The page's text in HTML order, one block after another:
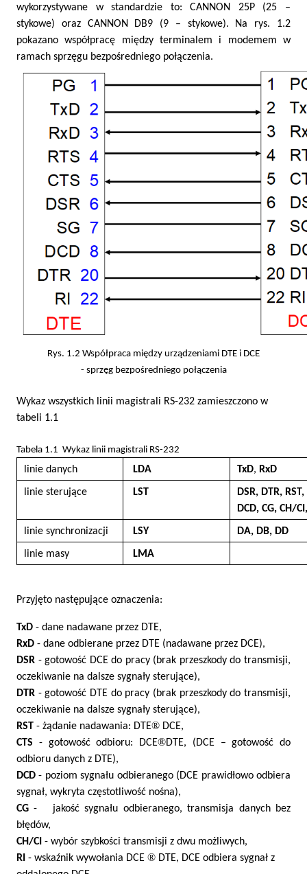
wykorzystywane w standardzie to: CANNON 25P (25 –
stykowe) oraz CANNON DB9 (9 – stykowe). Na rys. 1.2
pokazano współpracę między terminalem i modemem w
ramach sprzęgu bezpośredniego połączenia.
Rys. 1.2 Współpraca między urządzeniami DTE i DCE
- sprzęg bezpośredniego połączenia
Wykaz wszystkich linii magistrali RS-232 zamieszczono w
tabeli 1.1
Tabela 1.1 Wykaz linii magistrali RS-232
linie danych LDA TxD, RxD
linie sterujące LST
DSR, DTR, RST,
DCD, CG, CH/
linie synchronizacji LSY DA, DB, DD
linie masy LMA
Przyjęto następujące oznaczenia:
TxD - dane nadawane przez DTE,
RxD - dane odbierane przez DTE (nadawane przez DCE),
DSR - gotowość DCE do pracy (brak przeszkody do transmisji,
oczekiwanie na dalsze sygnały sterujące),
DTR - gotowość DTE do pracy (brak przeszkody do transmisji,
oczekiwanie na dalsze sygnały sterujące),
RST - żądanie nadawania: DTE® DCE,
CTS - gotowość odbioru: DCE®DTE, (DCE – gotowość do
odbioru danych z DTE),
DCD - poziom sygnału odbieranego (DCE prawidłowo odbiera
sygnał, wykryta częstotliwość nośna),
CG - jakość sygnału odbieranego, transmisja danych bez
błędów,
CH/CI - wybór szybkości transmisji z dwu możliwych,
RI - wskaźnik wywołania DCE ® DTE, DCE odbiera sygnał z